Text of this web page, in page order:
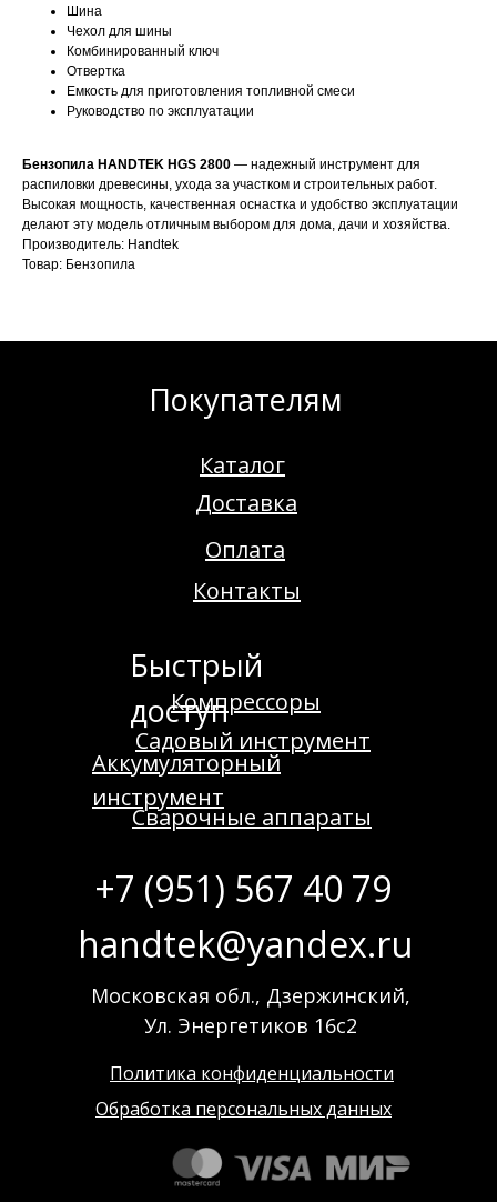
Шина
Чехол для шины
Комбинированный ключ
Отвертка
Емкость для приготовления топливной смеси
Руководство по эксплуатации
Бензопила HANDTEK HGS 2800 — надежный инструмент для
распиловки древесины, ухода за участком и строительных работ.
Высокая мощность, качественная оснастка и удобство эксплуатации
делают эту модель отличным выбором для дома, дачи и хозяйства.
Производитель: Handtek
Товар: Бензопила
Покупателям
Быстрый
доступ
Аккумуляторный
инструмент
Сварочные аппараты
Политика конфиденциальности
Обработка персональных данных
Садовый инструмент
Компрессоры
Каталог
Доставка
Оплата
Контакты
+7 (951) 567 40 79
handtek@yandex.ru
Московская обл., Дзержинский,
Ул. Энергетиков 16с2